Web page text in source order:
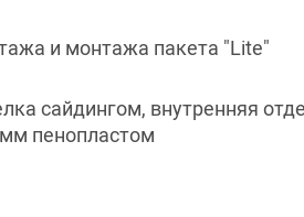
и монтажа пакета "Lite"
сайдингом, внутренняя
пенопластом